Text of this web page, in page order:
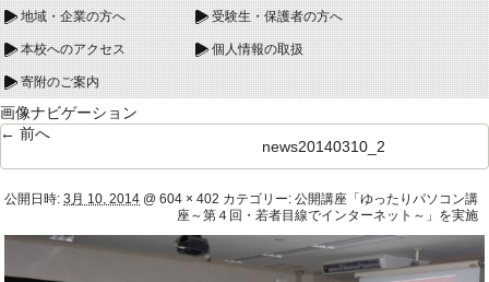
地域・企業の方へ 受験生・保護者の方へ
本校へのアクセス 個人情報の取扱
寄附のご案内
画像ナビゲーション
← 前へ
news20140310_2
公開日時: 3月 10, 2014 @ 604 × 402 カテゴリー: 公開講座「ゆったりパソコン講
座～第４回・若者目線でインターネット～」を実施